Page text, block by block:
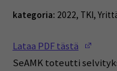
kategoria: 2022, TKI,
Lataa PDF tästä
SeAMK toteutti